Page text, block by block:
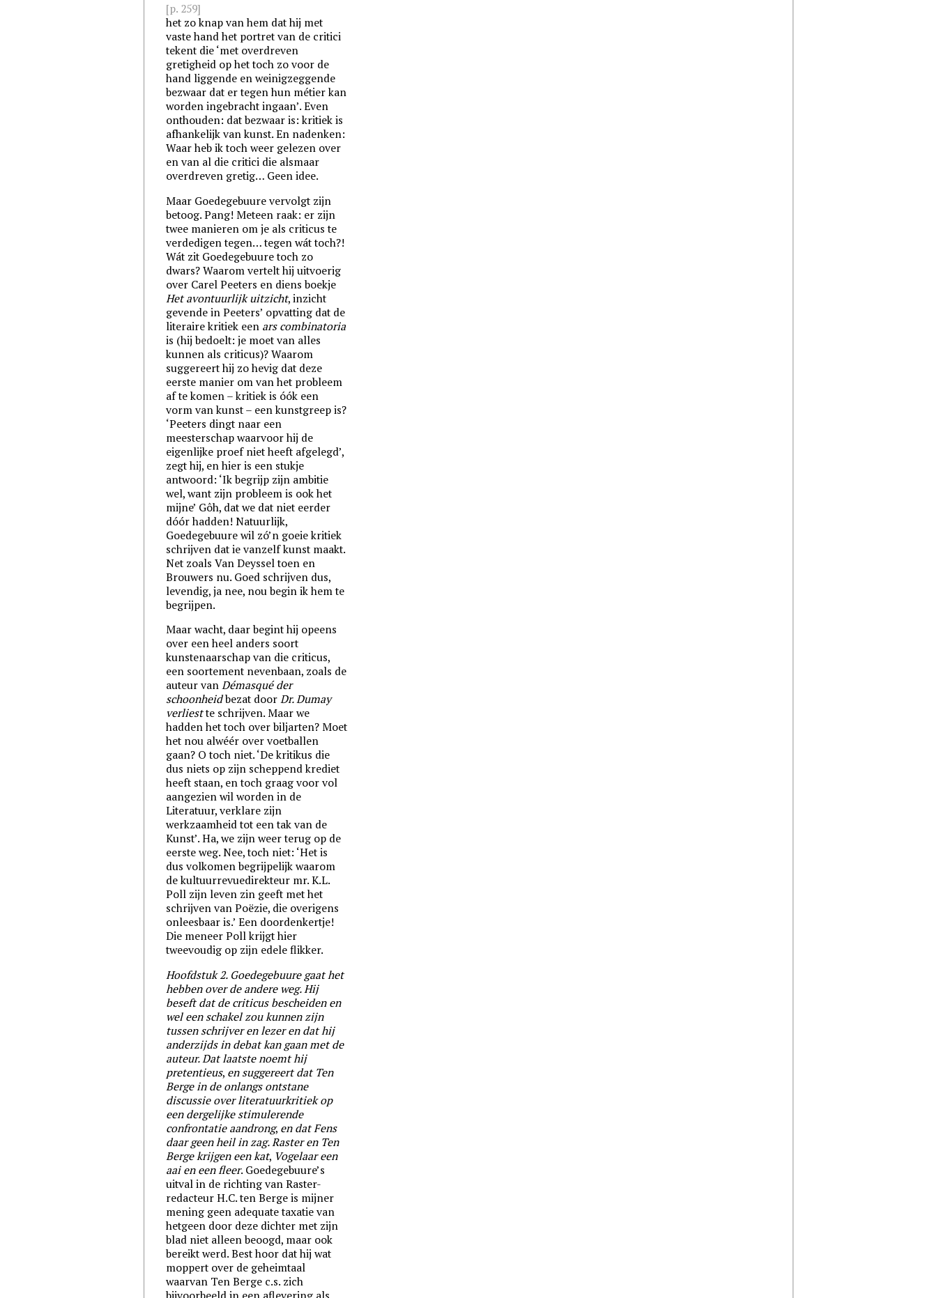
[p. 259]
het zo knap van hem dat hij met
vaste hand het portret van de critici
tekent die ‘met overdreven
gretigheid op het toch zo voor de
hand liggende en weinigzeggende
bezwaar dat er tegen hun métier kan
worden ingebracht ingaan’. Even
onthouden: dat bezwaar is: kritiek is
afhankelijk van kunst. En nadenken:
Waar heb ik toch weer gelezen over
en van al die critici die alsmaar
overdreven gretig… Geen idee.
Maar Goedegebuure vervolgt zijn
betoog. Pang! Meteen raak: er zijn
twee manieren om je als criticus te
verdedigen tegen… tegen wát toch?!
Wát zit Goedegebuure toch zo
dwars? Waarom vertelt hij uitvoerig
over Carel Peeters en diens boekje
Het avontuurlijk uitzicht, inzicht
gevende in Peeters’ opvatting dat de
literaire kritiek een ars combinatoria
is (hij bedoelt: je moet van alles
kunnen als criticus)? Waarom
suggereert hij zo hevig dat deze
eerste manier om van het probleem
af te komen – kritiek is óók een
vorm van kunst – een kunstgreep is?
‘Peeters dingt naar een
meesterschap waarvoor hij de
eigenlijke proef niet heeft afgelegd’,
zegt hij, en hier is een stukje
antwoord: ‘Ik begrijp zijn ambitie
wel, want zijn probleem is ook het
mijne’ Gôh, dat we dat niet eerder
dóór hadden! Natuurlijk,
Goedegebuure wil zó’n goeie kritiek
schrijven dat ie vanzelf kunst maakt.
Net zoals Van Deyssel toen en
Brouwers nu. Goed schrijven dus,
levendig, ja nee, nou begin ik hem te
begrijpen.
Maar wacht, daar begint hij opeens
over een heel anders soort
kunstenaarschap van die criticus,
een soortement nevenbaan, zoals de
auteur vanDémasqué der
schoonheidbezat doorDr. Dumay
verliestte schrijven. Maar we
hadden het toch over biljarten? Moet
het nou alwéér over voetballen
gaan? O toch niet. ‘De kritikus die
dus niets op zijn scheppend krediet
heeft staan, en toch graag voor vol
aangezien wil worden in de
Literatuur, verklare zijn
werkzaamheid tot een tak van de
Kunst’. Ha, we zijn weer terug op de
eerste weg. Nee, toch niet: ‘Het is
dus volkomen begrijpelijk waarom
de kultuurrevuedirekteur mr. K.L.
Poll zijn leven zin geeft met het
schrijven van Poëzie, die overigens
onleesbaar is.’ Een doordenkertje!
Die meneer Poll krijgt hier
tweevoudig op zijn edele flikker.
Hoofdstuk 2. Goedegebuure gaat het
hebben over de andere weg. Hij
beseft dat de criticus bescheiden en
wel een schakel zou kunnen zijn
tussen schrijver en lezer en dat hij
anderzijds in debat kan gaan met de
auteur. Dat laatste noemt hij
pretentieus, en suggereert dat Ten
Berge in de onlangs ontstane
discussie over literatuurkritiek op
een dergelijke stimulerende
confrontatie aandrong, en dat Fens
daar geen heil in zag. Raster en Ten
Berge krijgen een kat, Vogelaar een
aai en een fleer. Goedegebuure’s
uitval in de richting van Raster-
redacteur H.C. ten Berge is mijner
mening geen adequate taxatie van
hetgeen door deze dichter met zijn
blad niet alleen beoogd, maar ook
bereikt werd. Best hoor dat hij wat
moppert over de geheimtaal
waarvan Ten Berge c.s. zich
bijvoorbeeld in een aflevering als